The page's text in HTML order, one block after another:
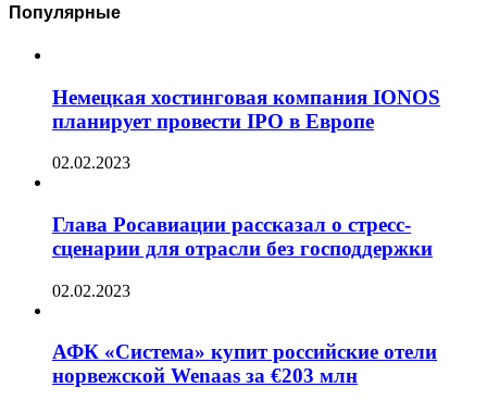
Популярные
Немецкая хостинговая компания IONOS
планирует провести IPO в Европе
02.02.2023
Глава Росавиации рассказал о стресс-
сценарии для отрасли без господдержки
02.02.2023
АФК «Система» купит российские отели
норвежской Wenaas за €203 млн